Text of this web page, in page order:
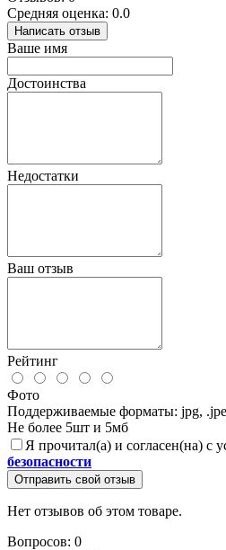
Средняя оценка: 0.0
Написать отзыв
Ваше имя
Достоинства
Недостатки
Ваш отзыв
Рейтинг
Фото
Поддерживаемые форматы: jpg,
Не более 5шт и 5мб
Я прочитал(а) и согласен(на) с
безопасности
Отправить свой отзыв
Нет отзывов об этом товаре.
Вопросов: 0